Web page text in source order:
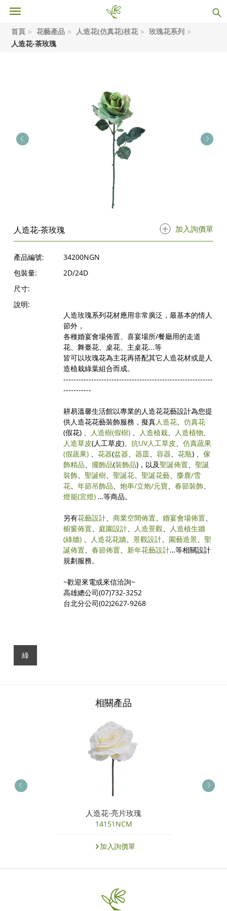
首頁 花藝產品 人造花(仿真花)枝花
玫瑰花系列
人造花-茶玫瑰
人造花-茶玫瑰 加入詢價單
產品編號:
34200NGN
包裝量:
2D/24D
尺寸:
說明:
人造玫瑰系列花材應用非常廣泛，最基本的情人
節外，
各種婚宴會場佈置、喜宴場所/餐廳用的走道
花、舞臺花、桌花、主桌花...等
皆可以玫瑰花為主花再搭配其它人造花材或是人
造植栽綠葉組合而成。
-----------------------------------------------------------
-----------
耕易溫馨生活館以專業的人造花花藝設計為您提
供人造花花藝裝飾服務，擬真人造花、仿真花
(假花) 、 人造樹(假樹) 、 人造植栽、 人造植物、
人造草皮(人工草皮)、抗UV人工草皮、仿真蔬果
(假蔬果) 、花器(盆器、器皿、容器、花瓶) 、傢
飾精品、擺飾品(裝飾品)，以及聖誕佈置、聖誕
裝飾、聖誕樹、聖誕花、聖誕花藝、 麋鹿/雪
花、年節吊飾品、炮串/立炮/元寶、春節裝飾、
燈籠(宮燈) …等商品。
另有花藝設計、商業空間佈置、婚宴會場佈置、
櫥窗佈置、 庭園設計、 人造景觀、 人造植生牆
(綠牆) 、 人造花花牆、景觀設計、 園藝造景、聖
誕佈置、春節佈置、 新年花藝設計…等相關設計
規劃服務。
~歡迎來電或來信洽詢~
高雄總公司(07)732-3252
台北分公司(02)2627-9268
綠
相關產品
人造花-亮片玫瑰
14151NCM
加入詢價單